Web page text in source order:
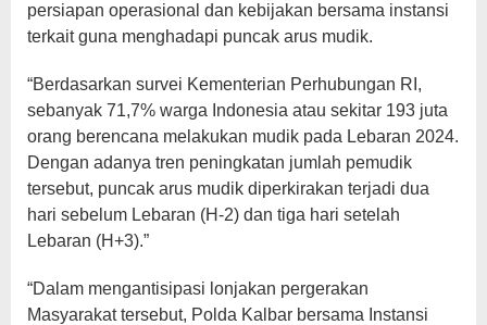
persiapan operasional dan kebijakan bersama instansi
terkait guna menghadapi puncak arus mudik.
“Berdasarkan survei Kementerian Perhubungan RI,
sebanyak 71,7% warga Indonesia atau sekitar 193 juta
orang berencana melakukan mudik pada Lebaran 2024.
Dengan adanya tren peningkatan jumlah pemudik
tersebut, puncak arus mudik diperkirakan terjadi dua
hari sebelum Lebaran (H-2) dan tiga hari setelah
Lebaran (H+3).”
“Dalam mengantisipasi lonjakan pergerakan
Masyarakat tersebut, Polda Kalbar bersama Instansi